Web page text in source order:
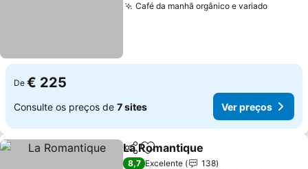
Café da manhã orgânico e variadoVer
De € 225
Consulte os preços de 7 sites Ver preços
PartilharAdicionar aos favoritos
La Romantique
8,7 Excelente
138